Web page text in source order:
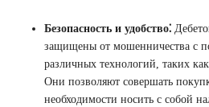
Безопасность и удобство⁚
защищены от мошенничества с
различных технологий, таких
Они позволяют совершать
необходимости носить с собой